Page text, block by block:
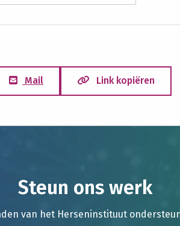
Mail Link kopiëren
Steun ons werk
van het Herseninstituut